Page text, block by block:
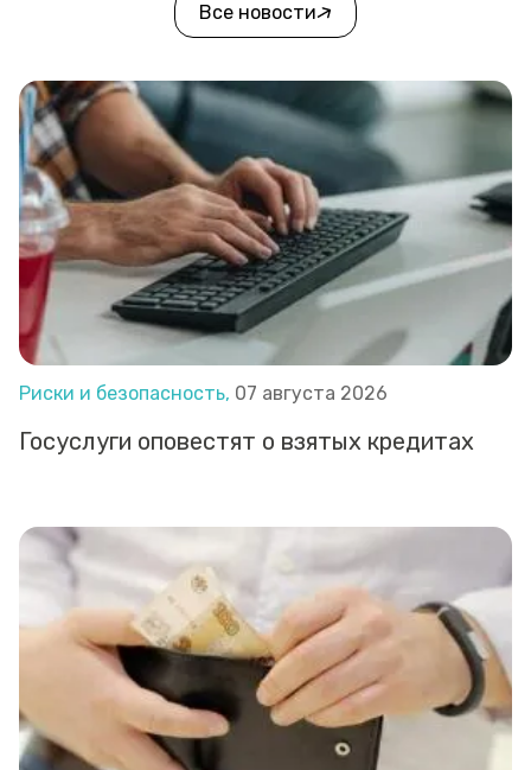
Все новости
Риски и безопасность, 07 августа 2026
Госуслуги оповестят о взятых кредитах